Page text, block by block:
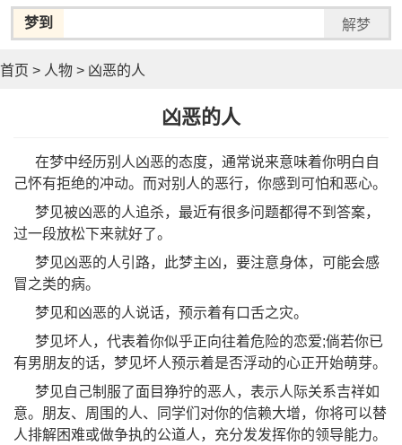
梦到 解梦
首页 > 人物 > 凶恶的人
凶恶的人
在梦中经历别人凶恶的态度，通常说来意味着你明白自
己怀有拒绝的冲动。而对别人的恶行，你感到可怕和恶心。
梦见被凶恶的人追杀，最近有很多问题都得不到答案，
过一段放松下来就好了。
梦见凶恶的人引路，此梦主凶，要注意身体，可能会感
冒之类的病。
梦见和凶恶的人说话，预示着有口舌之灾。
梦见坏人，代表着你似乎正向往着危险的恋爱;倘若你已
有男朋友的话，梦见坏人预示着是否浮动的心正开始萌芽。
梦见自己制服了面目狰狞的恶人，表示人际关系吉祥如
意。朋友、周围的人、同学们对你的信赖大增，你将可以替
人排解困难或做争执的公道人，充分发发挥你的领导能力。